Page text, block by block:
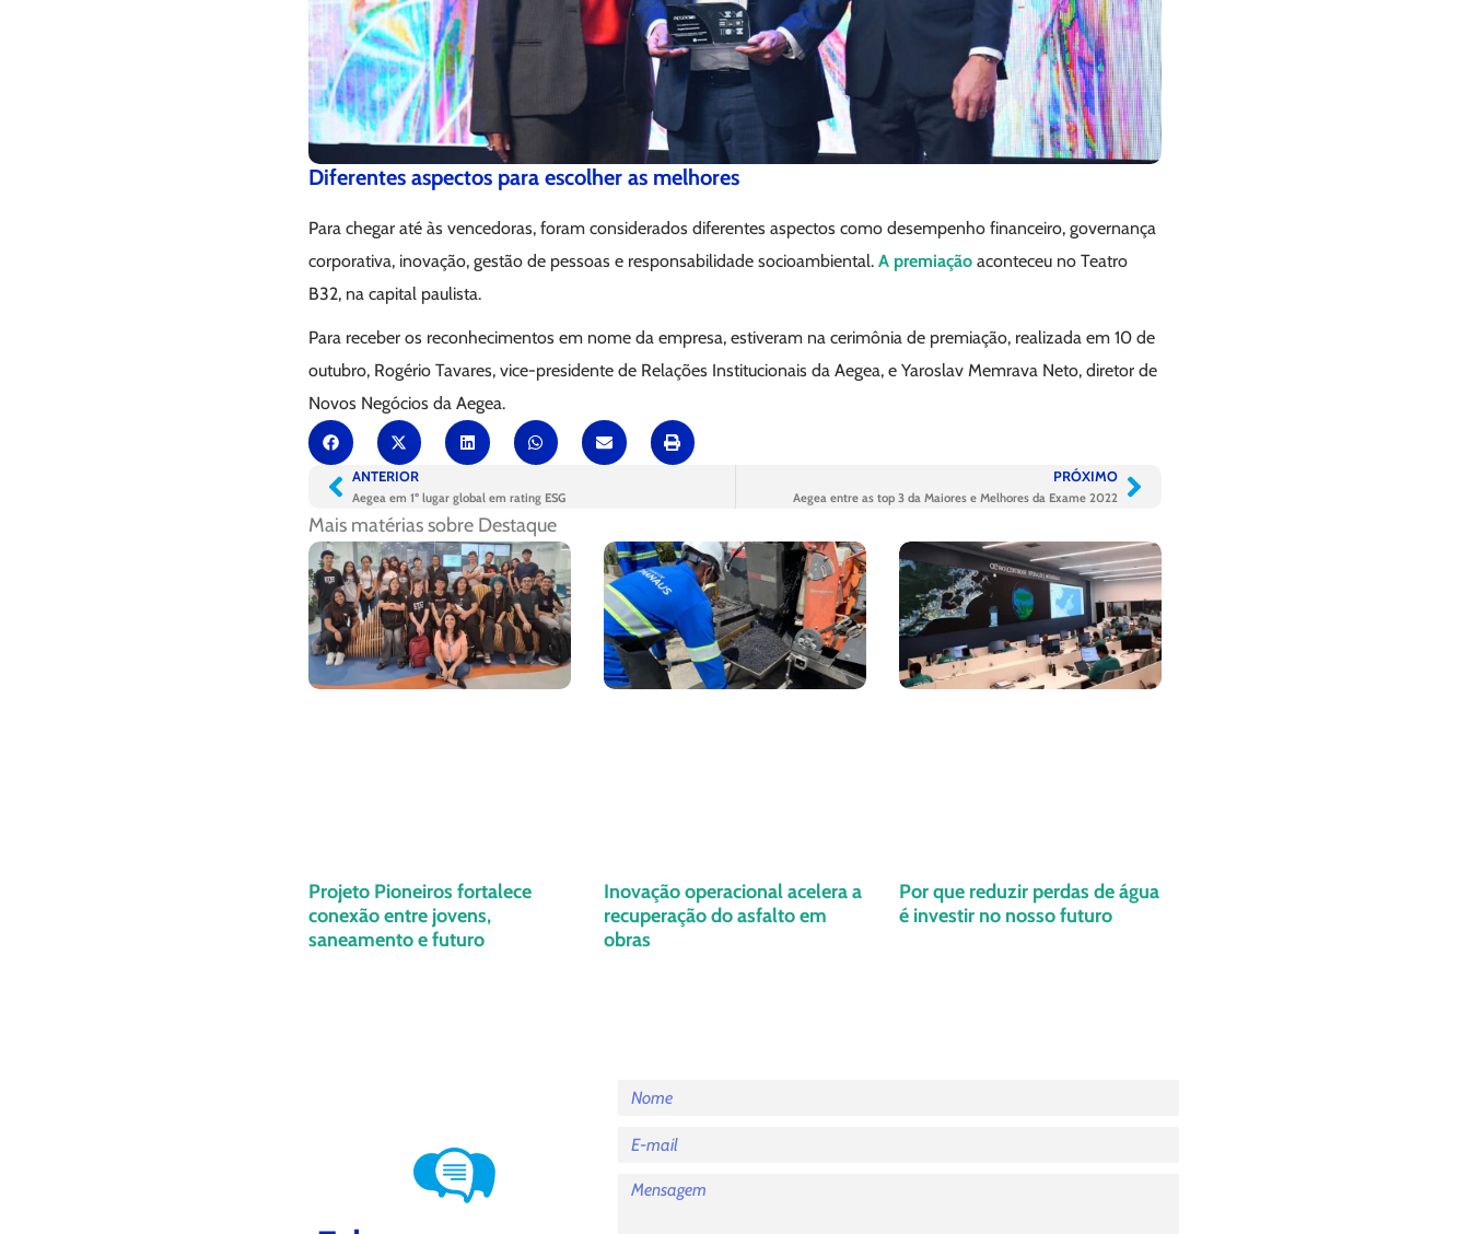
Diferentes aspectos para escolher as melhores
Para chegar até às vencedoras, foram considerados diferentes aspectos como desempenho financeiro, governança
corporativa, inovação, gestão de pessoas e responsabilidade socioambiental. A premiação aconteceu no Teatro
B32, na capital paulista.
Para receber os reconhecimentos em nome da empresa, estiveram na cerimônia de premiação, realizada em 10 de
outubro, Rogério Tavares, vice-presidente de Relações Institucionais da Aegea, e Yaroslav Memrava Neto, diretor de
Novos Negócios da Aegea.
ANTERIOR
Aegea em 1º lugar global em rating ESG
PRÓXIMO
Aegea entre as top 3 da Maiores e Melhores da Exame 2022
Mais matérias sobre Destaque
Projeto Pioneiros fortalece
conexão entre jovens,
saneamento e futuro
Inovação operacional acelera a
recuperação do asfalto em
obras
Por que reduzir perdas de água
é investir no nosso futuro